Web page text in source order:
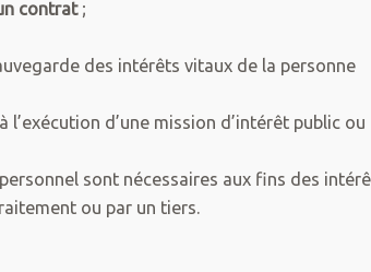
contrat;
des intérêts vitaux de la personne
d’une mission d’intérêt public ou
sont nécessaires aux fins des
ou par un tiers.